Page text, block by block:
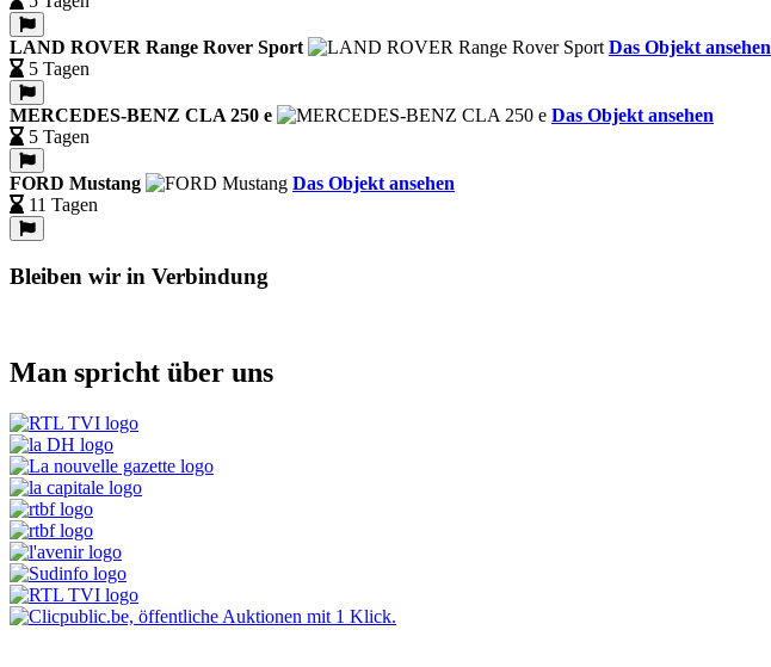
LAND ROVER Range Rover Sport
Das Objekt ansehen
5 Tagen
MERCEDES-BENZ CLA 250 e
Das Objekt ansehen
5 Tagen
FORD Mustang
Das Objekt ansehen
11 Tagen
Bleiben wir in Verbindung
Man spricht über uns